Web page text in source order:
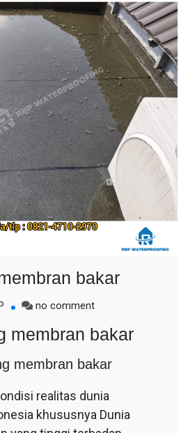
bakar
no commenton
pasang
bakar
membran bakar
membran bakar
realitas dunia
khususnya Dunia